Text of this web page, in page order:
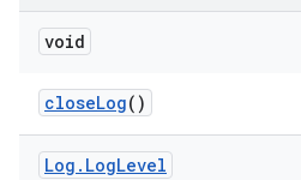
void
closeLog()
Log . LogLevel